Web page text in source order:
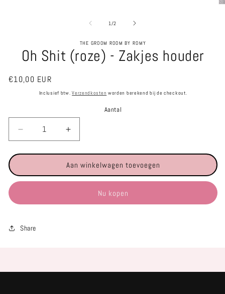
1/van
2
THE GROOM ROOM BY ROMY
Oh Shit (roze) - Zakjes houder
Normale
€10,00 EUR
Inclusief btw.Verzendkosten worden berekend bij de checkout.
Aantal
Aantal
verlagen
voor
Shit
Zakjes
Aantal
verhogen
voor
Oh
Shit
Zakjes
Aan winkelwagen toevoegen
Nu kopen
Share